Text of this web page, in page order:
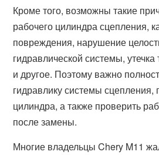
Кроме того, возможны такие
рабочего цилиндра сцепления,
повреждения, нарушение
гидравлической системы,
и другое. Поэтому важно
гидравлику системы
цилиндра, а также проверить
после замены.
Многие владельцы Chery M11